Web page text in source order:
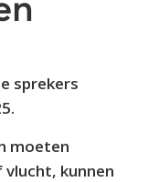
sprekers
moeten
kunnen